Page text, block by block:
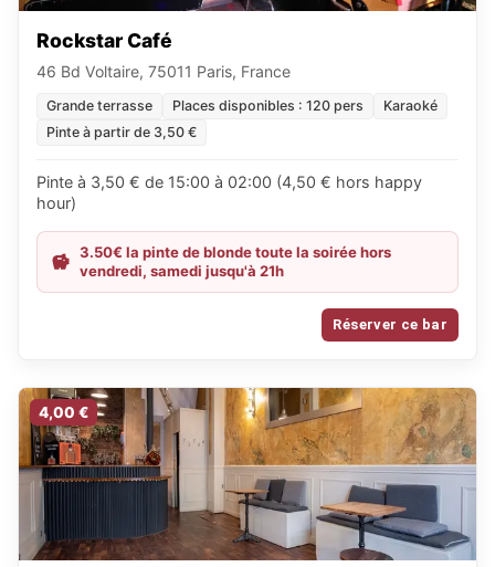
Rockstar Café
46 Bd Voltaire, 75011 Paris, France
Grande terrasse Places disponibles : 120 pers
Karaoké
Pinte à partir de 3,50 €
Pinte à 3,50 € de 15:00 à 02:00 (4,50 € hors happy
hour)
3.50€ la pinte de blonde toute la soirée hors
vendredi, samedi jusqu'à 21h
Réserver ce bar
4,00 €